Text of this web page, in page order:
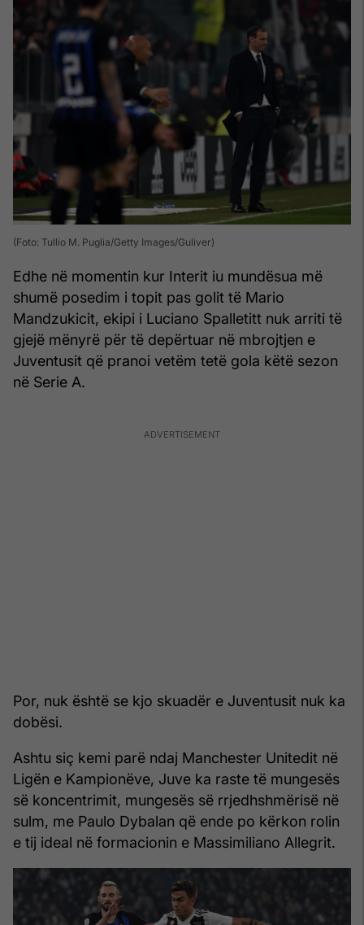
(Foto: Tullio M. Puglia/Getty Images/Guliver)
Edhe në momentin kur Interit iu mundësua më
shumë posedim i topit pas golit të Mario
Mandzukicit, ekipi i Luciano Spalletitt nuk arriti të
gjejë mënyrë për të depërtuar në mbrojtjen e
Juventusit që pranoi vetëm tetë gola këtë sezon
në Serie A.
Por, nuk është se kjo skuadër e Juventusit nuk ka
dobësi.
Ashtu siç kemi parë ndaj Manchester Unitedit në
Ligën e Kampionëve, Juve ka raste të mungesës
së koncentrimit, mungesës së rrjedhshmërisë në
sulm, me Paulo Dybalan që ende po kërkon rolin
e tij ideal në formacionin e Massimiliano Allegrit.